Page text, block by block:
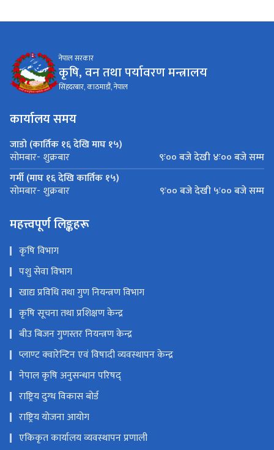
नेपाल सरकार
कृषि, वन तथा पर्यावरण मन्त्रालय
सिंहदरबार, काठमाडौं, नेपाल
कार्यालय समय
जाडो (कार्तिक १६ देखि माघ १५)
सोमबार- शुक्रबार
९ः०० बजे देखी ४ः०० बजे सम्म
गर्मी (माघ १६ देखि कार्तिक १५)
सोमबार- शुक्रबार ९ः०० बजे देखी ५ः०० बजे सम्म
महत्त्वपूर्ण लिङ्कहरू
कृषि विभाग
पशु सेवा विभाग
खाद्य प्रविधि तथा गुण नियन्त्रण विभाग
कृषि सूचना तथा प्रशिक्षण केन्द्र
बीउ बिजन गुणस्तर नियन्त्रण केन्द्र
प्लाण्ट क्वारेन्टिन एवं विषादी व्यवस्थापन केन्द्र
नेपाल कृषि अनुसन्धान परिषद्
राष्ट्रिय दुग्ध विकास बोर्ड
राष्ट्रिय योजना आयोग
एकिकृत कार्यालय व्यवस्थापन प्रणाली